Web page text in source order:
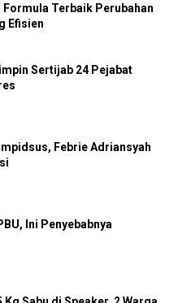
Formula Terbaik Perubahan
Efisien
Sertijab 24 Pejabat
Febrie Adriansyah
Ini Penyebabnya